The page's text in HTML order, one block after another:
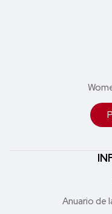
Anuario de